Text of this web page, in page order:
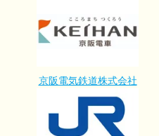
京阪電気鉄道株式会社